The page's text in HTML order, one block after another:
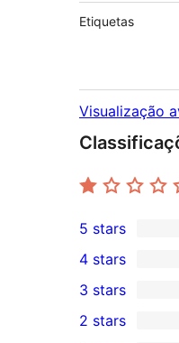
Etiquetas
Visualização
0
5-
star
reviews
5 stars
4-
star
4 stars
0
3-
3 stars
2 stars